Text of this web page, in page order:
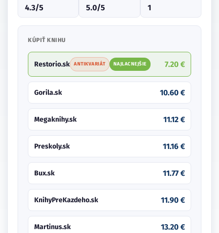
4.3/5 5.0/5 1
KÚPIŤ KNIHU
Restorio.sk ANTIKVARIÁT NAJLACNEJŠIE 7.20 €
Gorila.sk 10.60 €
Megaknihy.sk 11.12 €
Preskoly.sk 11.16 €
Bux.sk 11.77 €
KnihyPreKazdeho.sk 11.90 €
Martinus.sk 13.20 €